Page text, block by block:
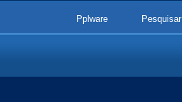
Pplware Pesquisar